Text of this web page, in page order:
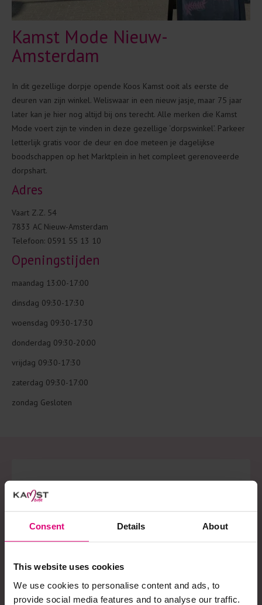
Consent Details About
This website uses cookies
We use cookies to personalise content and ads, to
provide social media features and to analyse our traffic.
Kamst Mode Nieuw-
Amsterdam
In dit gezellige dorpje opende Koos Kamst ooit als eerste de
deuren van zijn winkel. Weliswaar in een nieuw jasje, maar 75 jaar
later kan je hier nog altijd bij ons terecht. Alle merken die Kamst
Mode voert zijn te vinden in deze gezellige ‘dorpswinkel’. Parkeer
letterlijk gratis voor de deur en doe meteen je dagelijkse
boodschappen op het Marktplein in het compleet gerenoveerde
dorpshart.
Adres
Vaart Z.Z. 54
7833 AC Nieuw-Amsterdam
Telefoon: 0591 55 13 10
Openingstijden
maandag 13:00-17:00
dinsdag 09:30-17:30
woensdag 09:30-17:30
donderdag 09:30-20:00
vrijdag 09:30-17:30
zaterdag 09:30-17:00
zondag Gesloten
nieuwsbrief!
Ontvang onze nieuwsbrief en ontvang een
aankoop. Blijf daarnaast op de hoogte van
alle laatste acties, nieuwtjes en collecties.